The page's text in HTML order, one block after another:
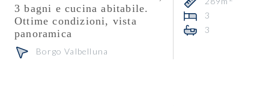
3 bagni e cucina abitabile.
Ottime condizioni, vista
panoramica
Borgo Valbelluna
3
3
Consulente